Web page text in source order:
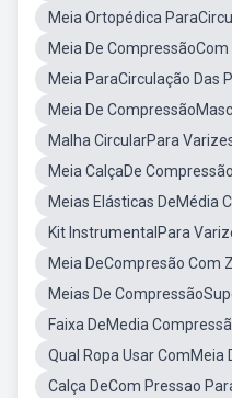
Meia Ortopédica
Meia De
Meia ParaCirculação Das
Meia De
Malha CircularPara
Meia CalçaDe
Meias Elásticas DeMédia
Kit InstrumentalPara
Meia DeCompresão Com
Meias De
Faixa DeMedia
Qual Ropa Usar ComMeia
Calça DeCom Pressao